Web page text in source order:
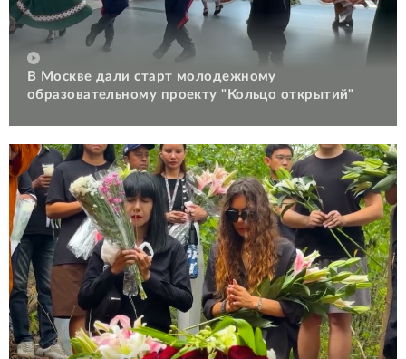
В Москве дали старт молодежному
образовательному проекту "Кольцо открытий"